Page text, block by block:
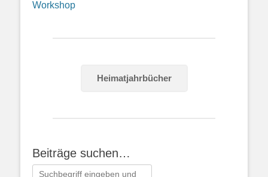
Workshop
Heimatjahrbücher
Beiträge suchen…
Suchen